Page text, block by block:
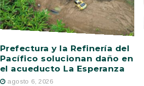
Prefectura y la Refinería del
Pacífico solucionan daño en
el acueducto La Esperanza
agosto 6, 2026